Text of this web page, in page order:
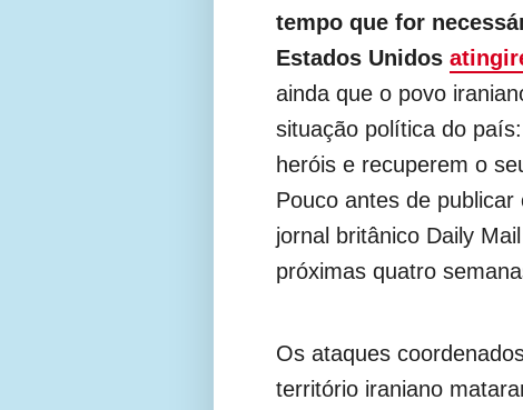
tempo que for
Estados Unidos
ainda que o povo
situação política do
heróis e recuperem o
Pouco antes de
jornal britânico Daily
próximas quatro
Os ataques
território iraniano